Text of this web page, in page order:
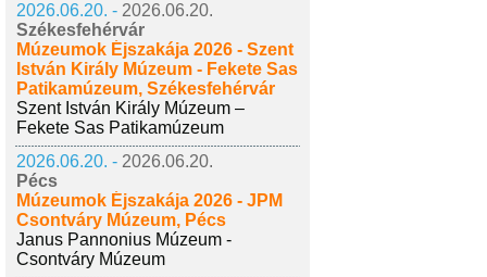
2026.06.20. - 2026.06.20.
Székesfehérvár
Múzeumok Éjszakája 2026 - Szent
István Király Múzeum - Fekete Sas
Patikamúzeum, Székesfehérvár
Szent István Király Múzeum –
Fekete Sas Patikamúzeum
2026.06.20. - 2026.06.20.
Pécs
Múzeumok Éjszakája 2026 - JPM
Csontváry Múzeum, Pécs
Janus Pannonius Múzeum -
Csontváry Múzeum